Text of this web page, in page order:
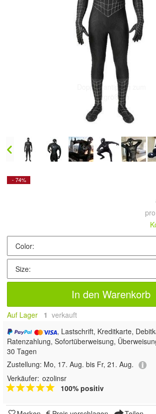
Doppelt antippen zum
vergrößern
- 74%
In den Warenkorb
Auf Lager 1 verkauft
, Lastschrift, Kreditkarte,
Ratenzahlung, Sofortüberweisung,
30 Tagen
Zustellung: Mo, 17. Aug. bis Fr, 21. Aug.
Verkäufer: ozolinsr
100% positiv